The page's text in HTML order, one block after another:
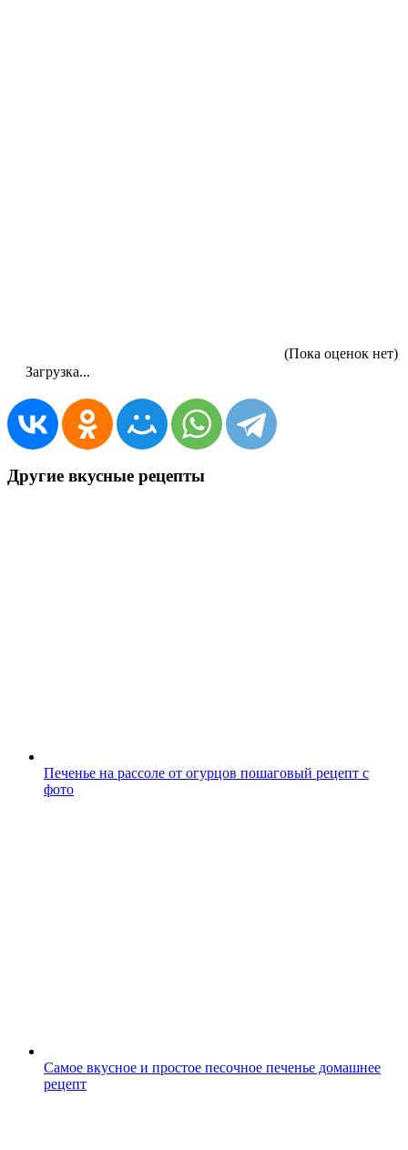
(Пока оценок нет)
Загрузка...
Другие вкусные рецепты
Печенье на рассоле от огурцов пошаговый рецепт с
фото
Самое вкусное и простое песочное печенье домашнее
рецепт